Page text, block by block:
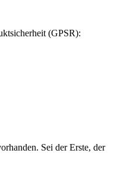
(GPSR):
Sei der Erste, der